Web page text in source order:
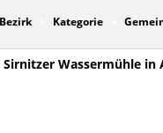
Bezirk Kategorie
Sirnitzer Wassermühle in